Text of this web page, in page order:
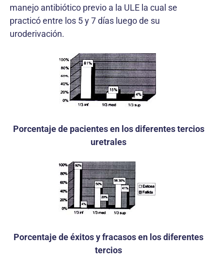
manejo antibiótico previo a la ULE la cual se
practicó entre los 5 y 7 días luego de su
uroderivación.
Porcentaje de pacientes en los diferentes tercios
uretrales
Porcentaje de éxitos y fracasos en los diferentes
tercios